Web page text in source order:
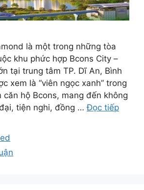
là một trong những tòa
khu phức hợp Bcons City –
tại trung tâm TP. Dĩ An, Bình
xem là “viên ngọc xanh” trong
căn hộ Bcons, mang đến không
tiện nghi, đồng …Đọc tiếp